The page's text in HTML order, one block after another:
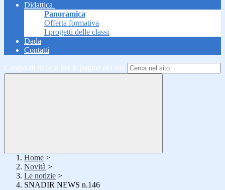
Didattica
Panoramica
Offerta formativa
I progetti delle classi
Dada
Contatti
Campo di ricerca per le pagine del sito
Home >
Novità >
Le notizie >
SNADIR NEWS n.146